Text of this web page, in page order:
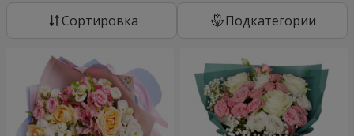
Cортировка Подкатегории